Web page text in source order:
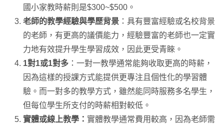
國小家教時薪則是$300~$500。
老師的教學經驗與學歷背景 ：具有豐富經驗或名校背景
的老師，有更高的議價能力，經驗豐富的老師也一定實
力地有效提升學生學習成效，因此更受青睞。
1對1或1對多 ：一對一教學通常能夠收取更高的時薪，
因為這樣的授課方式能提供更專注且個性化的學習體
驗。而一對多的教學方式，雖然能同時服務多名學生，
但每位學生所支付的時薪相對較低。
實體或線上教學： 實體教學通常費用較高，因為老師需